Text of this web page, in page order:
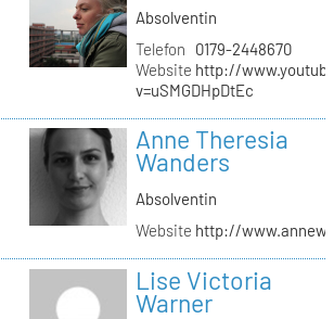
Absolventin
Telefon
0179-2448670
Website http://
v=uSMGDHpDtEc
Anne Theresia
Wanders
Absolventin
Website http://
Lise Victoria
Warner